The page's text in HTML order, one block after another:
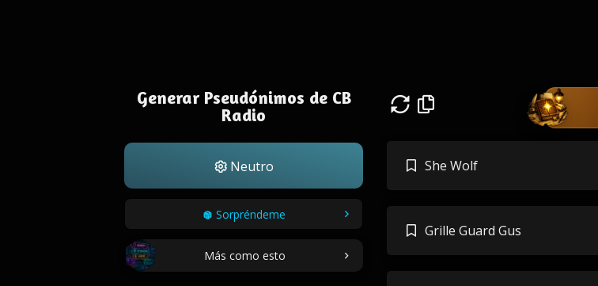
Generar Pseudónimos de CB
Radio
Neutro
Sorpréndeme
Más como esto
She Wolf
Grille Guard Gus